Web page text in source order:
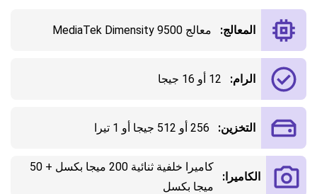
المعالج: معالج MediaTek Dimensity 9500
الرام: 12 أو 16 جيجا
التخزين: 256 أو 512 جيجا أو 1 تيرا
الكاميرا:
كاميرا خلفية ثنائية 200 ميجا بكسل + 50
ميجا بكسل